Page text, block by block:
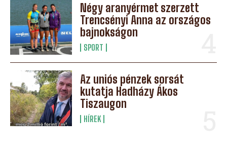
Négy aranyérmet szerzett
Trencsényi Anna az országos
bajnokságon
SPORT
Az uniós pénzek sorsát
kutatja Hadházy Ákos
Tiszaugon
HÍREK